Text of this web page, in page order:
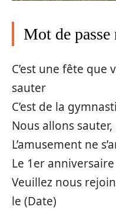
Mot de passe
C’est une fête que
sauter
C’est de la
Nous allons
L’amusement ne
Le 1er
Veuillez nous
le (Date)